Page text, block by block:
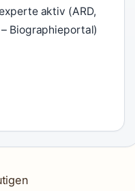
aktiv (ARD,
Biographieportal)